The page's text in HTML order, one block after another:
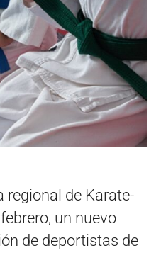
regional de Karate-
un nuevo
de deportistas de